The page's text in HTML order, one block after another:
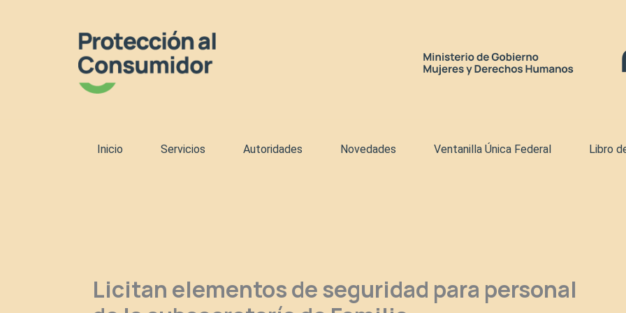
Inicio Servicios Autoridades Novedades Ventanilla Única Federal Libro
Licitan elementos de seguridad para personal